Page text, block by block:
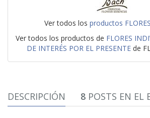
Ver todos los productos
Ver todos los productos de FLORES
DE INTERÉS POR EL PRESENTEde
DESCRIPCIÓN 8 POSTS EN EL